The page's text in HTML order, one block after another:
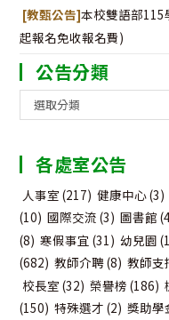
[教甄公告]本校雙語部115
起報名免收報名費)
公告分類
告
類
選取分類
各處室公告
人事室 (217) 健康中心(3)
(10) 國際交流 (3) 圖書館
(8) 寒假事宜 (31) 幼兒園
(682) 教師介聘(8) 教師支
校長室 (32) 榮譽榜 (186)
(150) 特殊選才 (2) 獎助學